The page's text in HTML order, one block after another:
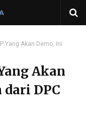
Yang Akan Demo, Ini
Akan
DPC